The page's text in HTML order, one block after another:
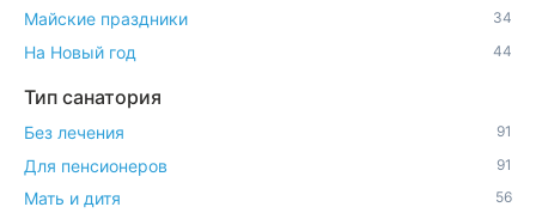
Майские праздники 34
На Новый год 44
Тип санатория
Без лечения 91
Для пенсионеров 91
Мать и дитя 56